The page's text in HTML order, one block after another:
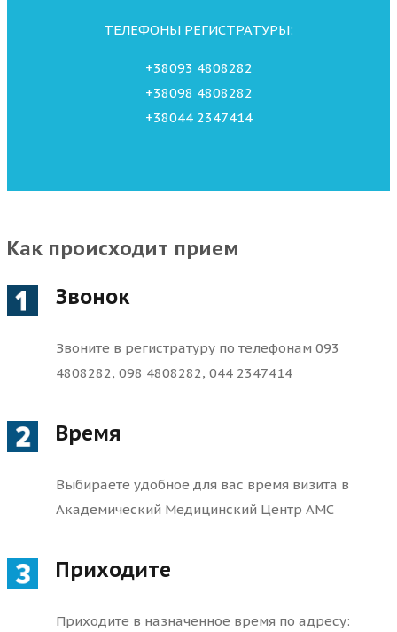
ТЕЛЕФОНЫ РЕГИСТРАТУРЫ:
+38093 4808282
+38098 4808282
+38044 2347414
Как происходит прием
Звонок
Звоните в регистратуру по телефонам 093
4808282, 098 4808282, 044 2347414
Время
Выбираете удобное для вас время визита в
Академический Медицинский Центр AMC
Приходите
Приходите в назначенное время по адресу: